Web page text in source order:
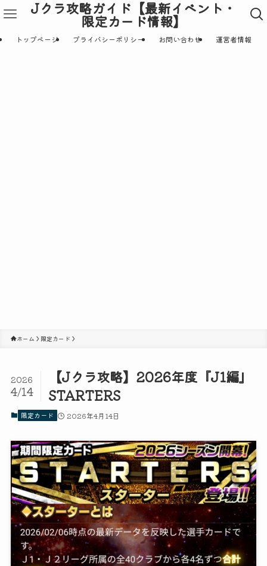
Jクラ攻略ガイド【最新イベント・
限定カード情報】
トップページ プライバシーポリシー お問い合わせ 運営者情報
ホーム 限定カード
【Jクラ攻略】2026年度『J1編』
STARTERS
2026
4/14
限定カード 2026年4月14日